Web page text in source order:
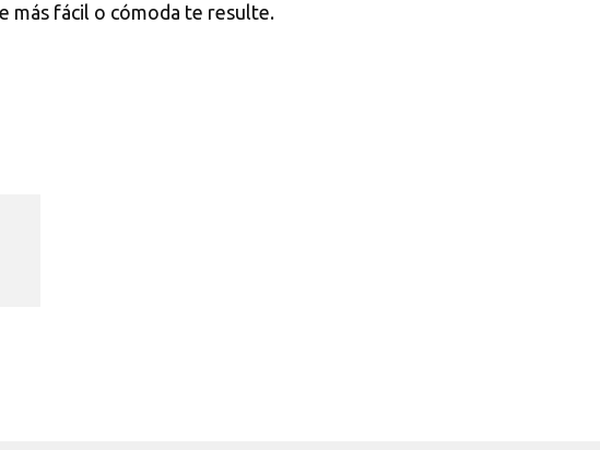
más fácil o cómoda te resulte.